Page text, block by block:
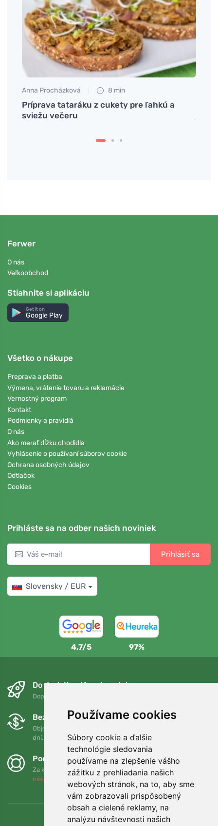
Používame cookies
Súbory cookie a ďalšie
technológie sledovania
používame na zlepšenie vášho
zážitku z prehliadania našich
webových stránok, na to, aby sme
vám zobrazovali prispôsobený
obsah a cielené reklamy, na
analýzu návštevnosti našich
Anna Procházková 8 min
Príprava tataráku z cukety pre ľahkú a
sviežu večeru
Ferwer
O nás
Veľkoobchod
Stiahnite si aplikáciu
Get it on
Google Play
Všetko o nákupe
Preprava a platba
Výmena, vrátenie tovaru a reklamácie
Vernostný program
Kontakt
Podmienky a pravidlá
O nás
Ako merať dĺžku chodidla
Vyhlásenie o používaní súborov cookie
Ochrana osobných údajov
Odtlačok
Cookies
Prihláste sa na odber našich noviniek
Prihlásiť sa
Slovensky / EUR
4,7/5 97%
Do druhého dňa a bezplatne
Doprava zadarmo pri objednávkach nad 75 EUR
Bezplatná výmena a vrátenie tovaru
Objednávku môžete kedykoľvek vrátiť alebo vymeniť do 90
dní.
Podporujeme Trees.org
Za každú objednávku zasadíme strom! Prečítajte si viac
nás